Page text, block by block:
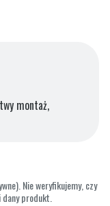
montaż,
Nie weryfikujemy, czy
dany produkt.